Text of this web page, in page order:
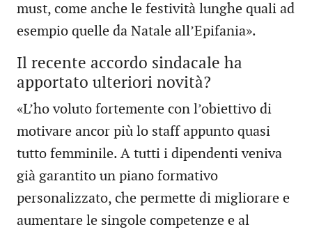
must, come anche le festività lunghe quali ad
esempio quelle da Natale all’Epifania».
Il recente accordo sindacale ha
apportato ulteriori novità?
«L’ho voluto fortemente con l’obiettivo di
motivare ancor più lo staff appunto quasi
tutto femminile. A tutti i dipendenti veniva
già garantito un piano formativo
personalizzato, che permette di migliorare e
aumentare le singole competenze e al